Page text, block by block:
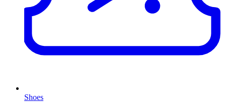
Shoes